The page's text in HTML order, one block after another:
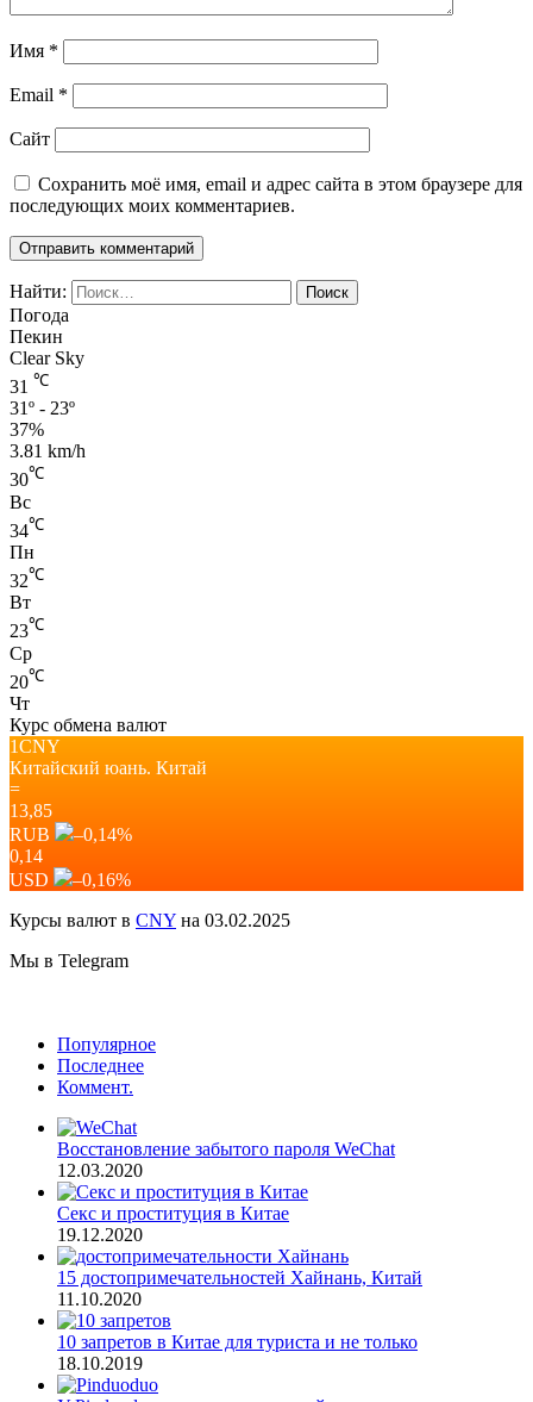
Имя *
Email *
Сайт
Сохранить моё имя, email и адрес сайта в этом браузере для
последующих моих комментариев.
Найти:
Погода
Пекин
Clear Sky
31 ℃
31º - 23º
37%
3.81 km/h
30℃
Вс
34℃
Пн
32℃
Вт
23℃
Ср
20℃
Чт
Курс обмена валют
1CNY
Китайский юань. Китай
=
13,85
RUB
–0,14%
0,14
USD
–0,16%
Курсы валют в CNY на 03.02.2025
Мы в Telegram
Популярное
Последнее
Коммент.
Восстановление забытого пароля WeChat
12.03.2020
Секс и проституция в Китае
19.12.2020
15 достопримечательностей Хайнань, Китай
11.10.2020
10 запретов в Китае для туриста и не только
18.10.2019